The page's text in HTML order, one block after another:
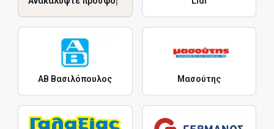
ΑΒ Βασιλόπουλος Μασούτης